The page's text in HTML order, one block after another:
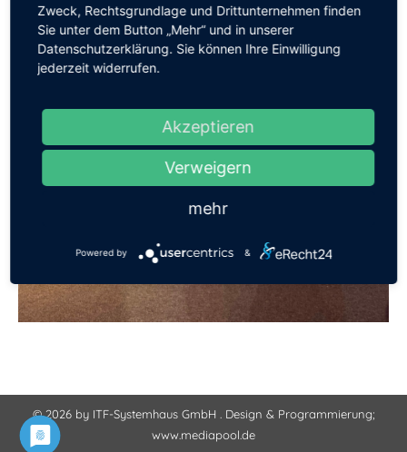
© 2026 by ITF-Systemhaus GmbH . Design & Programmierung;
www.mediapool.de
Zweck, Rechtsgrundlage und Drittunternehmen finden
Sie unter dem Button „Mehr“ und in unserer
Datenschutzerklärung. Sie können Ihre Einwilligung
jederzeit widerrufen.
Akzeptieren
Verweigern
mehr
Powered by &